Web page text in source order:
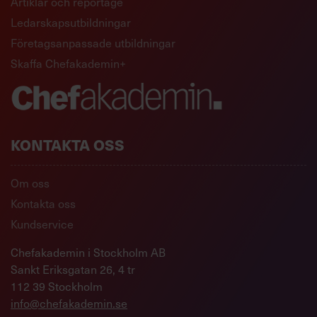
Ledarskapsutbildningar
Företagsanpassade utbildningar
Skaffa Chefakademin+
KONTAKTA OSS
Om oss
Kontakta oss
Kundservice
Chefakademin i Stockholm AB
Sankt Eriksgatan 26, 4 tr
112 39 Stockholm
info@chefakademin.se